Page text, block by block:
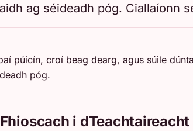
ag séideadh póg. Ciallaíonn
púicín, croí beag dearg, agus súile
póg.
i dTeachtaireacht